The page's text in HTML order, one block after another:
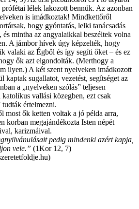
lélek lakozott bennük. Az azonban
is imádkoztak! Mindkettőről
hogy gyóntatás, lelki tanácsadás
mintha az angyalaikkal beszéltek volna
A jámbor hívek úgy képzelték, hogy
valaki az Égből és így segíti őket – és ez
ők azt elgondolták. (Merthogy a
ilyen.) A két szent nyelveken imádkozott
kaptak sugallatot, vezetést, segítséget az
a „nyelveken szólás” teljesen
vallási közegben, ezt csak
tudták értelmezni.
most ők ketten voltak a jó példa arra,
korban megajándékozta Isten népét
karizmáival.
pedig mindenki azért kapja,
vele.” (1Kor 12, 7)